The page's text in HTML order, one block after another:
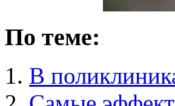
По теме:
В